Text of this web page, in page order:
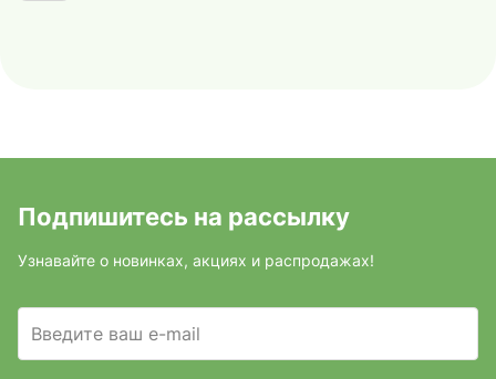
Подпишитесь на рассылку
Узнавайте о новинках, акциях и распродажах!
Введите ваш e-mail